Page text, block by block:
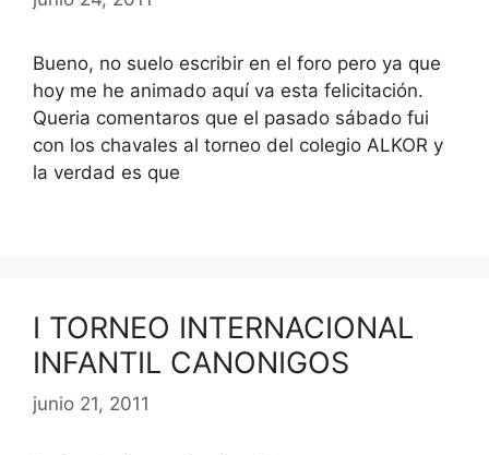
Bueno, no suelo escribir en el foro pero ya que
hoy me he animado aquí va esta felicitación.
Queria comentaros que el pasado sábado fui
con los chavales al torneo del colegio ALKOR y
la verdad es que
I TORNEO INTERNACIONAL
INFANTIL CANONIGOS
junio 21, 2011